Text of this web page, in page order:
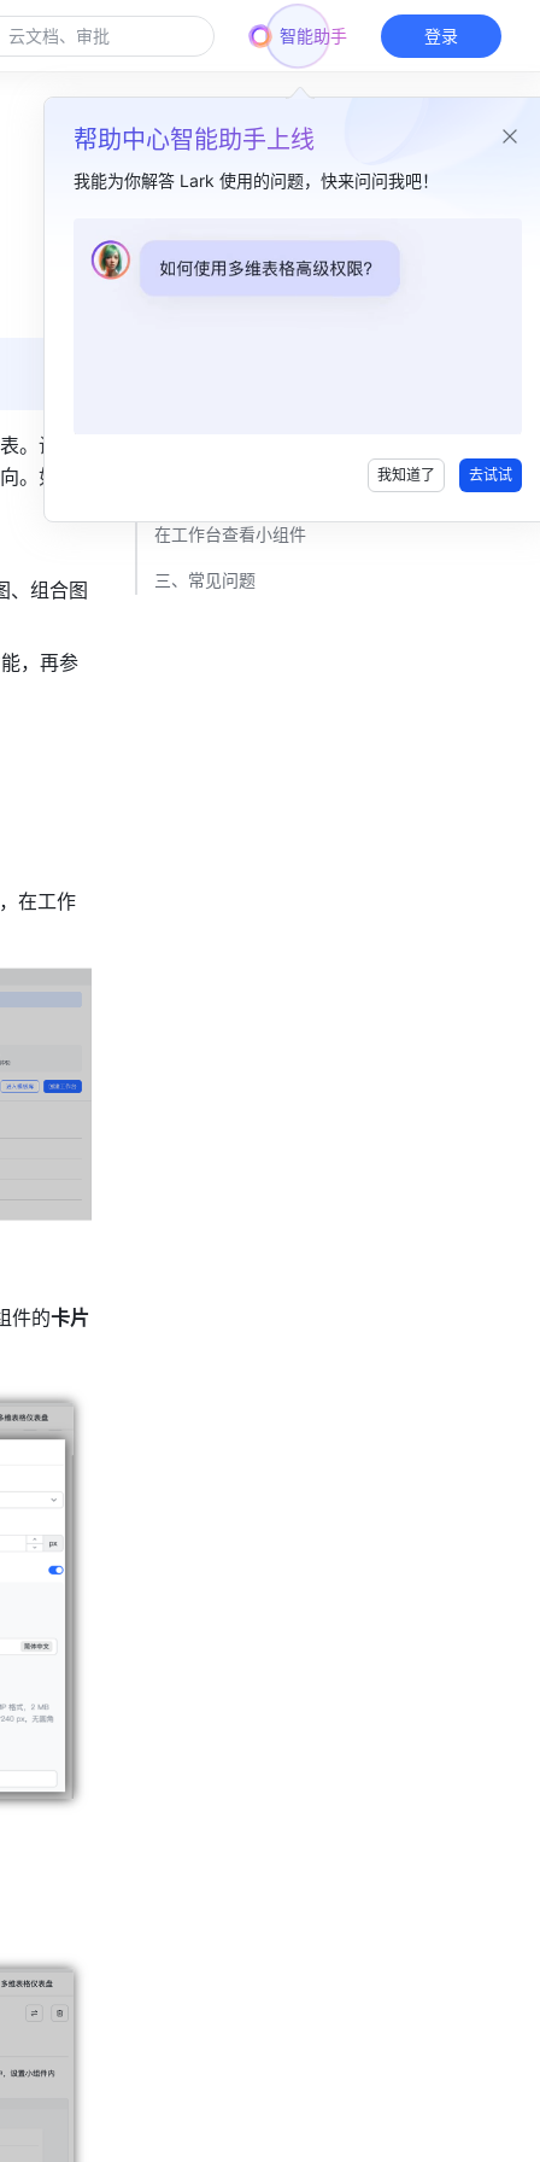
智能助手
帮助中心智能助手上线
我能为你解答 Lark 使用的问题，快来问问我吧！
我知道了 去试试
登录
。设置
。如需
、组合图
，再参
在工作
件的卡片
本篇目录
在工作台查看小组件​
三、常见问题​